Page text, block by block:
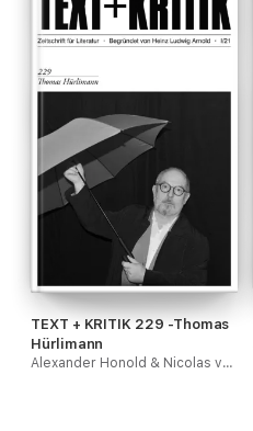
TEXT + KRITIK 229 -Thomas
Hürlimann
Alexander Honold & Nicolas von Passavant